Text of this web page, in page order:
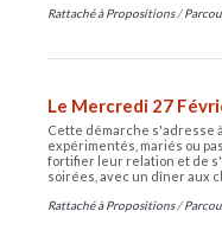
Rattaché à Propositions /
Le Mercredi 27
Cette démarche s'adresse
expérimentés, mariés ou
fortifier leur relation et de
soirées, avec un dîner aux
Rattaché à Propositions /